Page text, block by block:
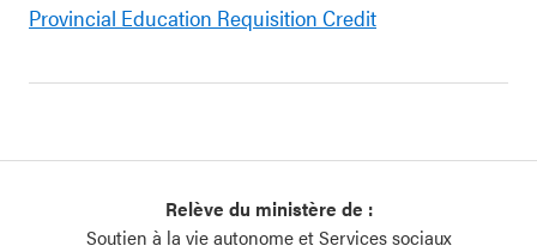
Provincial Education Requisition Credit
Relève du ministère de :
Soutien à la vie autonome et Services sociaux